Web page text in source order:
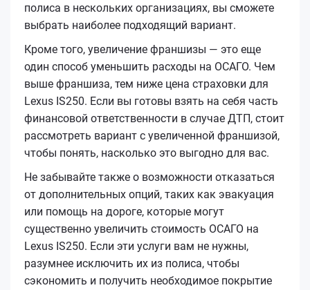
полиса в нескольких организациях, вы сможете
выбрать наиболее подходящий вариант.
Кроме того, увеличение франшизы — это еще
один способ уменьшить расходы на ОСАГО. Чем
выше франшиза, тем ниже цена страховки для
Lexus IS250. Если вы готовы взять на себя часть
финансовой ответственности в случае ДТП, стоит
рассмотреть вариант с увеличенной франшизой,
чтобы понять, насколько это выгодно для вас.
Не забывайте также о возможности отказаться
от дополнительных опций, таких как эвакуация
или помощь на дороге, которые могут
существенно увеличить стоимость ОСАГО на
Lexus IS250. Если эти услуги вам не нужны,
разумнее исключить их из полиса, чтобы
сэкономить и получить необходимое покрытие